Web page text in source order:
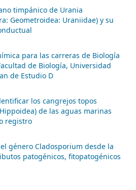
timpánico de Urania
Geometroidea: Uraniidae) y su
para las carreras de Biología
de Biología, Universidad
de Estudio D
los cangrejos topos
de las aguas marinas
registro
género Cladosporium desde la
patogénicos, fitopatogénicos